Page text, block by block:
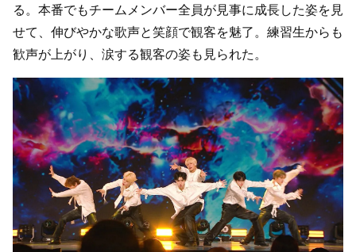
る。本番でもチームメンバー全員が見事に成長した姿を見
せて、伸びやかな歌声と笑顔で観客を魅了。練習生からも
歓声が上がり、涙する観客の姿も見られた。